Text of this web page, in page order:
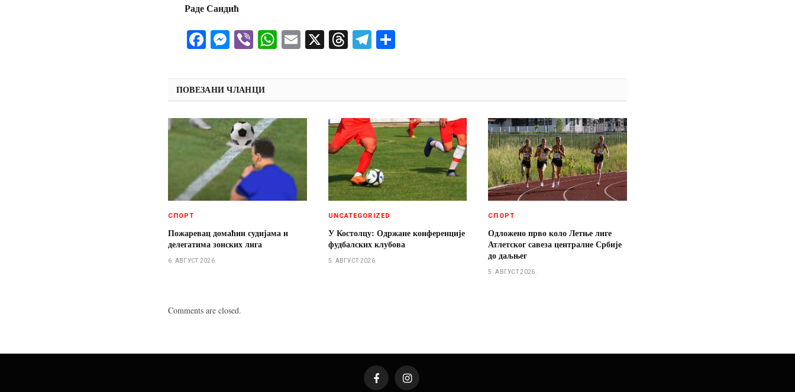
Раде Сандић
Facebook
Messenger
ViberWhatsApp
Email
X ThreadsTelegram
ПОВЕЗАНИ ЧЛАНЦИ
СПОРТ
Пожаревац домаћин судијама и
делегатима зонских лига
6. АВГУСТ 2026.
UNCATEGORIZED
У Костолцу: Одржане конференције
фудбалских клубова
5. АВГУСТ 2026.
СПОРТ
Одложено прво коло Летње лиге
Атлетског савеза централне Србије
до даљњег
5. АВГУСТ 2026.
Comments are closed.
FacebookInstagram